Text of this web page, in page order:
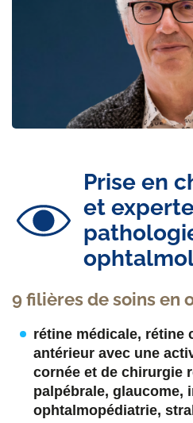
Prise en
et
9 filières de soins en
rétine médicale, rétine
antérieur avec une
cornée et de chirurgie
palpébrale, glaucome,
ophtalmopédiatrie,